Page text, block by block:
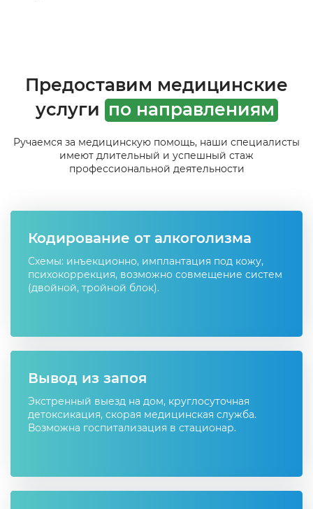
Предоставим медицинские
услуги по направлениям
Ручаемся за медицинскую помощь, наши специалисты
имеют длительный и успешный стаж
профессиональной деятельности
Кодирование от алкоголизма
Схемы: инъекционно, имплантация под кожу,
психокоррекция, возможно совмещение систем
(двойной, тройной блок).
Вывод из запоя
Экстренный выезд на дом, круглосуточная
детоксикация, скорая медицинская служба.
Возможна госпитализация в стационар.